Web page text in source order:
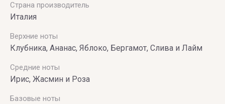
Страна производитель
Италия
Верхние ноты
Клубника, Ананас, Яблоко, Бергамот, Слива и Лайм
Средние ноты
Ирис, Жасмин и Роза
Базовые ноты
Camuto